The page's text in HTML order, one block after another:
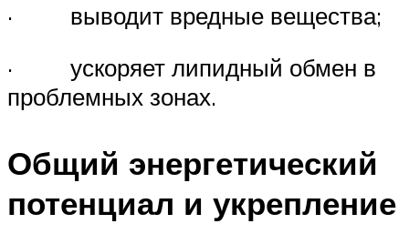
· выводит вредные вещества;
· ускоряет липидный обмен в
проблемных зонах.
Общий энергетический
потенциал и укрепление